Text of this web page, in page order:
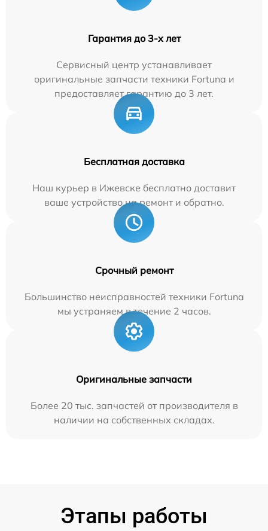
Гарантия до 3-х лет
Сервисный центр устанавливает
оригинальные запчасти техники Fortuna и
предоставляет гарантию до 3 лет.
Бесплатная доставка
Наш курьер в Ижевске бесплатно доставит
ваше устройство на ремонт и обратно.
Срочный ремонт
Большинство неисправностей техники Fortuna
мы устраняем в течение 2 часов.
Оригинальные запчасти
Более 20 тыс. запчастей от производителя в
наличии на собственных складах.
Этапы работы